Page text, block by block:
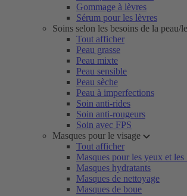
Gommage à lèvres
Sérum pour les lèvres
Soins selon les besoins de la peau/
Tout afficher
Peau grasse
Peau mixte
Peau sensible
Peau sèche
Peau à imperfections
Soin anti-rides
Soin anti-rougeurs
Soin avec FPS
Masques pour le visage
Tout afficher
Masques pour les yeux et les
Masques hydratants
Masques de nettoyage
Masques de boue